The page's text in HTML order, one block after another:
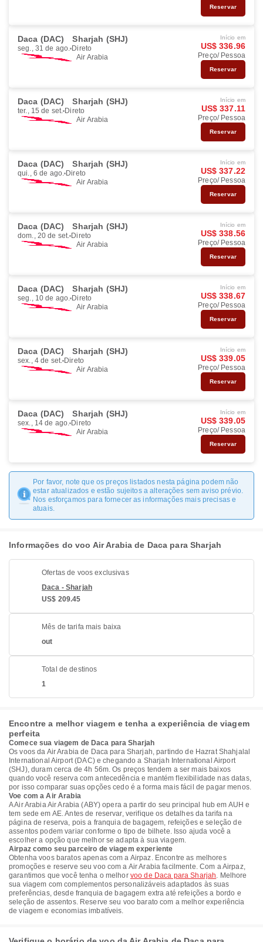
Reservar
Daca (DAC) Sharjah (SHJ)
seg., 31 de ago. Direto
Air Arabia
Início em
US$ 336.96
Preço/ Pessoa
Reservar
Daca (DAC) Sharjah (SHJ)
ter., 15 de set. Direto
Air Arabia
Início em
US$ 337.11
Preço/ Pessoa
Reservar
Daca (DAC) Sharjah (SHJ)
qui., 6 de ago. Direto
Air Arabia
Início em
US$ 337.22
Preço/ Pessoa
Reservar
Daca (DAC) Sharjah (SHJ)
dom., 20 de set. Direto
Air Arabia
Início em
US$ 338.56
Preço/ Pessoa
Reservar
Daca (DAC) Sharjah (SHJ)
seg., 10 de ago. Direto
Air Arabia
Início em
US$ 338.67
Preço/ Pessoa
Reservar
Daca (DAC) Sharjah (SHJ)
sex., 4 de set. Direto
Air Arabia
Início em
US$ 339.05
Preço/ Pessoa
Reservar
Daca (DAC) Sharjah (SHJ)
sex., 14 de ago. Direto
Air Arabia
Início em
US$ 339.05
Preço/ Pessoa
Reservar
Por favor, note que os preços listados nesta página podem não
estar atualizados e estão sujeitos a alterações sem aviso prévio.
Nos esforçamos para fornecer as informações mais precisas e
atuais.
Informações do voo Air Arabia de Daca para Sharjah
Ofertas de voos exclusivas
Daca - Sharjah
US$ 209.45
Mês de tarifa mais baixa
out
Total de destinos
1
Encontre a melhor viagem e tenha a experiência de viagem
perfeita
Comece sua viagem de Daca para Sharjah
Os voos da Air Arabia de Daca para Sharjah, partindo de Hazrat Shahjalal
International Airport (DAC) e chegando a Sharjah International Airport
(SHJ), duram cerca de 4h 56m. Os preços tendem a ser mais baixos
quando você reserva com antecedência e mantém flexibilidade nas datas,
por isso comparar suas opções cedo é a forma mais fácil de pagar menos.
Voe com a Air Arabia
A Air Arabia Air Arabia (ABY) opera a partir do seu principal hub em AUH e
tem sede em AE. Antes de reservar, verifique os detalhes da tarifa na
página de reserva, pois a franquia de bagagem, refeições e seleção de
assentos podem variar conforme o tipo de bilhete. Isso ajuda você a
escolher a opção que melhor se adapta à sua viagem.
Airpaz como seu parceiro de viagem experiente
Obtenha voos baratos apenas com a Airpaz. Encontre as melhores
promoções e reserve seu voo com a Air Arabia facilmente. Com a Airpaz,
garantimos que você tenha o melhor voo de Daca para Sharjah. Melhore
sua viagem com complementos personalizáveis adaptados às suas
preferências, desde franquia de bagagem extra até refeições a bordo e
seleção de assentos. Reserve seu voo barato com a melhor experiência
de viagem e economias imbatíveis.